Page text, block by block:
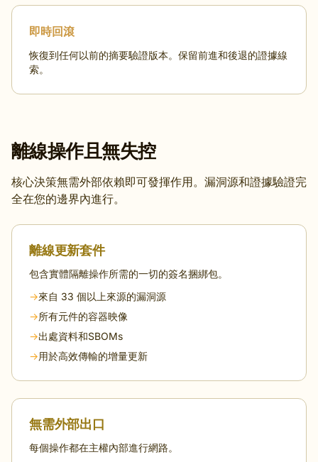
即時回滾
恢復到任何以前的摘要驗證版本。保留前進和後退的證據線
索。
離線操作且無失控
核心決策無需外部依賴即可發揮作用。漏洞源和證據驗證完
全在您的邊界內進行。
離線更新套件
包含實體隔離操作所需的一切的簽名捆綁包。
→來自 33 個以上來源的漏洞源
→所有元件的容器映像
→出處資料和SBOMs
→用於高效傳輸的增量更新
無需外部出口
每個操作都在主權內部進行網路。